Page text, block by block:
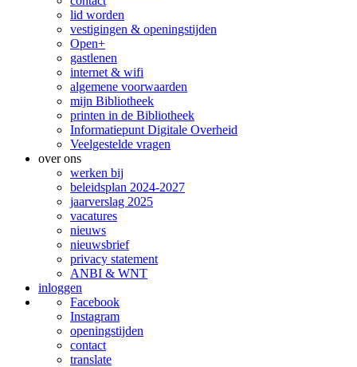
lid worden
vestigingen & openingstijden
Open+
gastlenen
internet & wifi
algemene voorwaarden
mijn Bibliotheek
printen in de Bibliotheek
Informatiepunt Digitale Overheid
Veelgestelde vragen
over ons
werken bij
beleidsplan 2024-2027
jaarverslag 2025
vacatures
nieuws
nieuwsbrief
privacy statement
ANBI & WNT
inloggen
Facebook
Instagram
openingstijden
contact
translate